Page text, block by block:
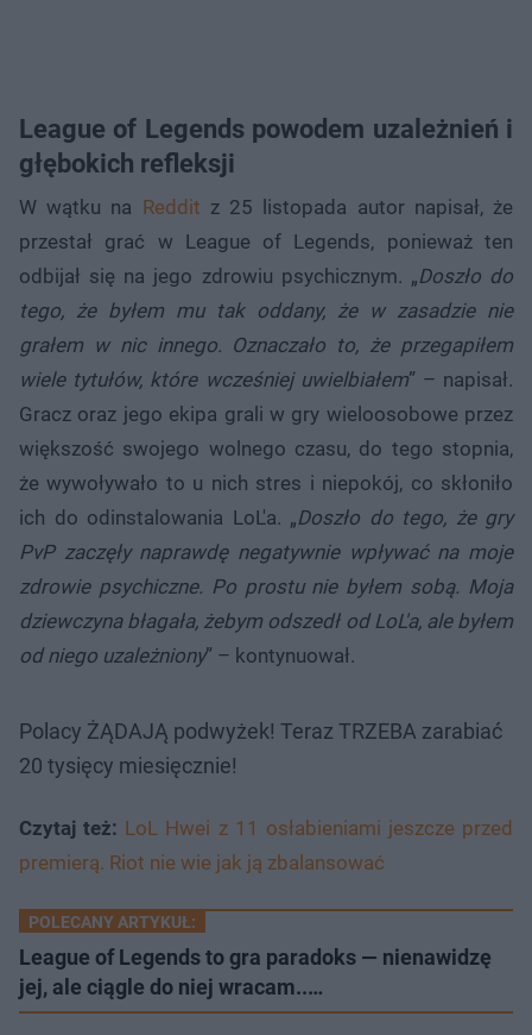
League of Legends powodem uzależnień i
głębokich refleksji
W wątku na Reddit z 25 listopada autor napisał, że
przestał grać w League of Legends, ponieważ ten
odbijał się na jego zdrowiu psychicznym. „Doszło do
tego, że byłem mu tak oddany, że w zasadzie nie
grałem w nic innego. Oznaczało to, że przegapiłem
wiele tytułów, które wcześniej uwielbiałem” – napisał.
Gracz oraz jego ekipa grali w gry wieloosobowe przez
większość swojego wolnego czasu, do tego stopnia,
że wywoływało to u nich stres i niepokój, co skłoniło
ich do odinstalowania LoL'a. „Doszło do tego, że gry
PvP zaczęły naprawdę negatywnie wpływać na moje
zdrowie psychiczne. Po prostu nie byłem sobą. Moja
dziewczyna błagała, żebym odszedł od LoL'a, ale byłem
od niego uzależniony” – kontynuował.
Polacy ŻĄDAJĄ podwyżek! Teraz TRZEBA zarabiać
20 tysięcy miesięcznie!
Czytaj też: LoL Hwei z 11 osłabieniami jeszcze przed
premierą. Riot nie wie jak ją zbalansować
POLECANY ARTYKUŁ:
League of Legends to gra paradoks — nienawidzę
jej, ale ciągle do niej wracam..…